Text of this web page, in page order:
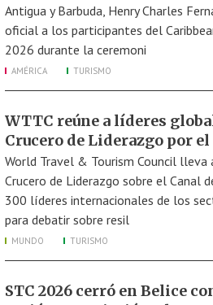
Antigua y Barbuda, Henry Charles
oficial a los participantes del
2026 durante la ceremoni
AMÉRICA TURISMO
WTTC reúne a líderes
Crucero de Liderazgo por el
World Travel & Tourism Council lleva
Crucero de Liderazgo sobre el Canal
300 líderes internacionales de los
para debatir sobre resil
MUNDO TURISMO
STC 2026 cerró en Belice